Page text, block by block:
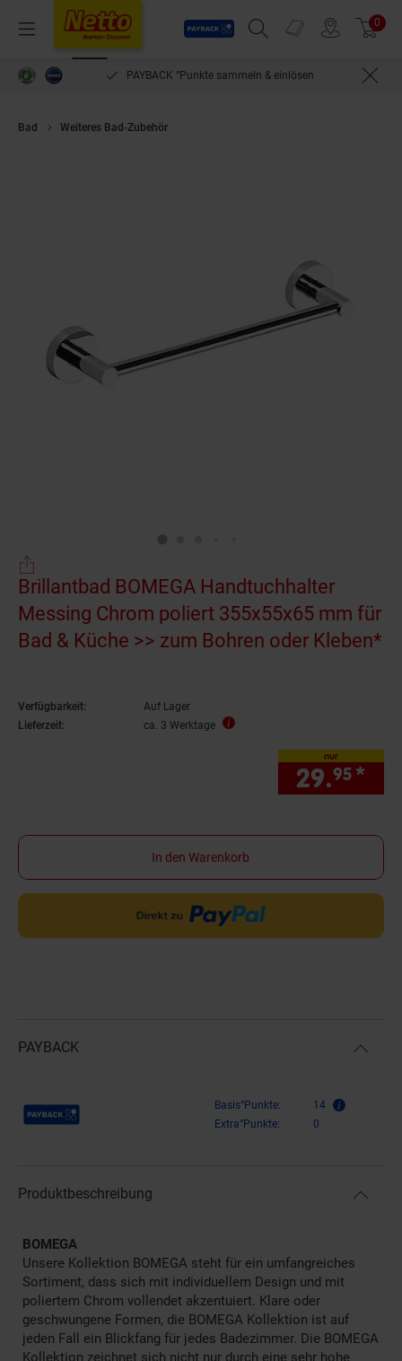
Menü
Payback
Suchfeld einblenden
Prospekte 0
PAYBACK °Punkte sammeln & einlösen
Bad Weiteres Bad-Zubehör
Brillantbad BOMEGA Handtuchhalter
Messing Chrom poliert 355x55x65 mm für
Bad & Küche >> zum Bohren oder Kleben*
Verfügbarkeit:
Auf Lager
Lieferzeit:
ca. 3 Werktage
nur
29.95 *
In den Warenkorb
PAYBACK
Payback Punkte Basis°Punkte:
14
Extra°Punkte:
0
Produktbeschreibung
BOMEGA
Unsere Kollektion BOMEGA steht für ein umfangreiches
Sortiment, dass sich mit individuellem Design und mit
poliertem Chrom vollendet akzentuiert. Klare oder
geschwungene Formen, die BOMEGA Kollektion ist auf
jeden Fall ein Blickfang für jedes Badezimmer. Die BOMEGA
Kollektion zeichnet sich nicht nur durch eine sehr hohe